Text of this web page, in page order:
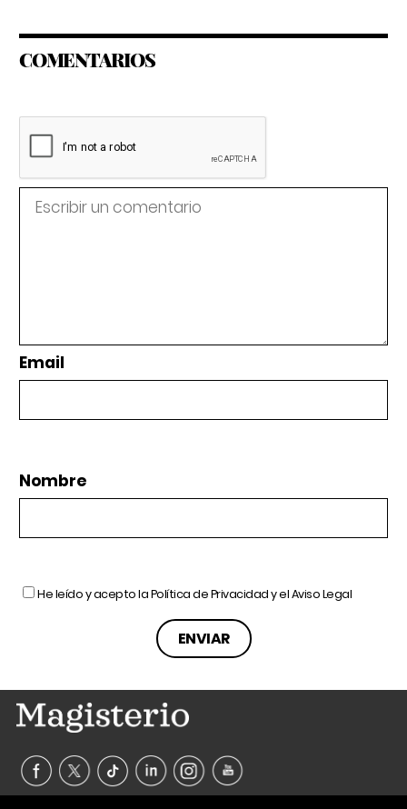
COMENTARIOS
Email
Nombre
He leído y acepto laPolítica de Privacidady elAviso Legal